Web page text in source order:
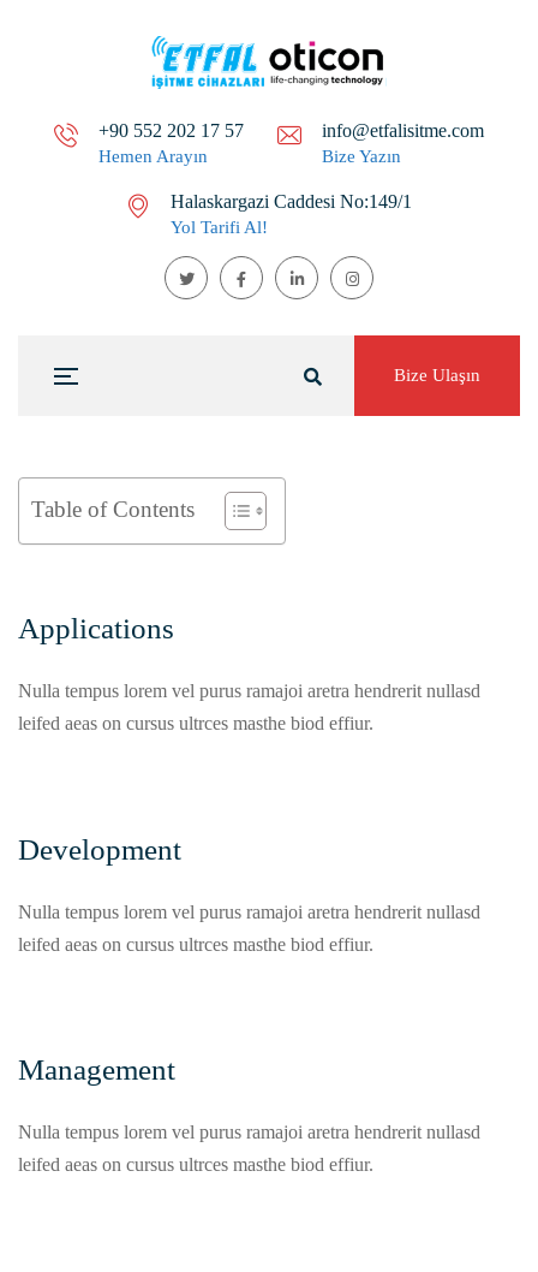
+90 552 202 17 57
Hemen Arayın
info@etfalisitme.com
Bize Yazın
Halaskargazi Caddesi No:149/1
Yol Tarifi Al!
Bize Ulaşın
Table of Contents
Applications
Nulla tempus lorem vel purus ramajoi aretra hendrerit nullasd
leifed aeas on cursus ultrces masthe biod effiur.
Development
Nulla tempus lorem vel purus ramajoi aretra hendrerit nullasd
leifed aeas on cursus ultrces masthe biod effiur.
Management
Nulla tempus lorem vel purus ramajoi aretra hendrerit nullasd
leifed aeas on cursus ultrces masthe biod effiur.